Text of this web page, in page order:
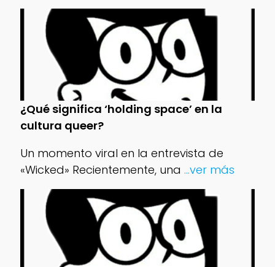
¿Qué significa ‘holding space’ en la
cultura queer?
Un momento viral en la entrevista de
«Wicked» Recientemente, una ...ver más